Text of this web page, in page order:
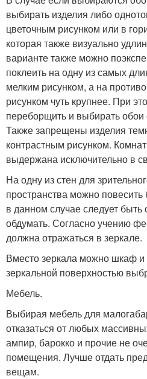
выбирать изделия либо
цветочным рисунком или в
которая также визуально
варианте также можно
поклеить на одну из самых
мелким рисунком, а на
рисунком чуть крупнее. При
переборщить и выбирать
Также запрещены изделия
контрастным рисунком.
выдержана исключительно в
На одну из стен для
пространства можно
в данном случае следует
обдумать. Согласно учению
должна отражаться в зеркале.
Вместо зеркала можно шкаф
зеркальной поверхностью
Мебель.
Выбирая мебель для
отказаться от любых
ампир, барокко и прочие не
помещения. Лучше отдать
вещам.